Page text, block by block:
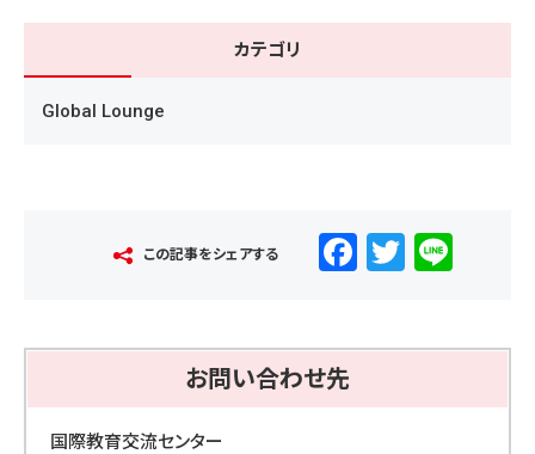
カテゴリ
Global Lounge
この記事をシェアする
F
e
b
T
er
お問い合わせ先
国際教育交流センター